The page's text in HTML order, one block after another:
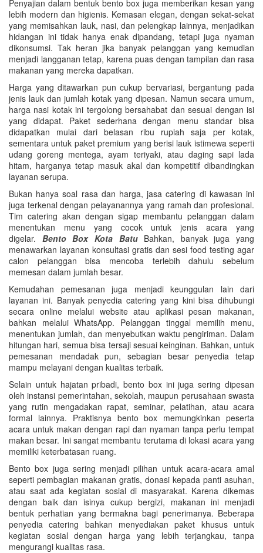
Penyajian dalam bentuk bento box juga memberikan kesan yang
lebih modern dan higienis. Kemasan elegan, dengan sekat-sekat
yang memisahkan lauk, nasi, dan pelengkap lainnya, menjadikan
hidangan ini tidak hanya enak dipandang, tetapi juga nyaman
dikonsumsi. Tak heran jika banyak pelanggan yang kemudian
menjadi langganan tetap, karena puas dengan tampilan dan rasa
makanan yang mereka dapatkan.
Harga yang ditawarkan pun cukup bervariasi, bergantung pada
jenis lauk dan jumlah kotak yang dipesan. Namun secara umum,
harga nasi kotak ini tergolong bersahabat dan sesuai dengan isi
yang didapat. Paket sederhana dengan menu standar bisa
didapatkan mulai dari belasan ribu rupiah saja per kotak,
sementara untuk paket premium yang berisi lauk istimewa seperti
udang goreng mentega, ayam teriyaki, atau daging sapi lada
hitam, harganya tetap masuk akal dan kompetitif dibandingkan
layanan serupa.
Bukan hanya soal rasa dan harga, jasa catering di kawasan ini
juga terkenal dengan pelayanannya yang ramah dan profesional.
Tim catering akan dengan sigap membantu pelanggan dalam
menentukan menu yang cocok untuk jenis acara yang
digelar. Bento Box Kota Batu Bahkan, banyak juga yang
menawarkan layanan konsultasi gratis dan sesi food testing agar
calon pelanggan bisa mencoba terlebih dahulu sebelum
memesan dalam jumlah besar.
Kemudahan pemesanan juga menjadi keunggulan lain dari
layanan ini. Banyak penyedia catering yang kini bisa dihubungi
secara online melalui website atau aplikasi pesan makanan,
bahkan melalui WhatsApp. Pelanggan tinggal memilih menu,
menentukan jumlah, dan menyebutkan waktu pengiriman. Dalam
hitungan hari, semua bisa tersaji sesuai keinginan. Bahkan, untuk
pemesanan mendadak pun, sebagian besar penyedia tetap
mampu melayani dengan kualitas terbaik.
Selain untuk hajatan pribadi, bento box ini juga sering dipesan
oleh instansi pemerintahan, sekolah, maupun perusahaan swasta
yang rutin mengadakan rapat, seminar, pelatihan, atau acara
formal lainnya. Praktisnya bento box memungkinkan peserta
acara untuk makan dengan rapi dan nyaman tanpa perlu tempat
makan besar. Ini sangat membantu terutama di lokasi acara yang
memiliki keterbatasan ruang.
Bento box juga sering menjadi pilihan untuk acara-acara amal
seperti pembagian makanan gratis, donasi kepada panti asuhan,
atau saat ada kegiatan sosial di masyarakat. Karena dikemas
dengan baik dan isinya cukup bergizi, makanan ini menjadi
bentuk perhatian yang bermakna bagi penerimanya. Beberapa
penyedia catering bahkan menyediakan paket khusus untuk
kegiatan sosial dengan harga yang lebih terjangkau, tanpa
mengurangi kualitas rasa.